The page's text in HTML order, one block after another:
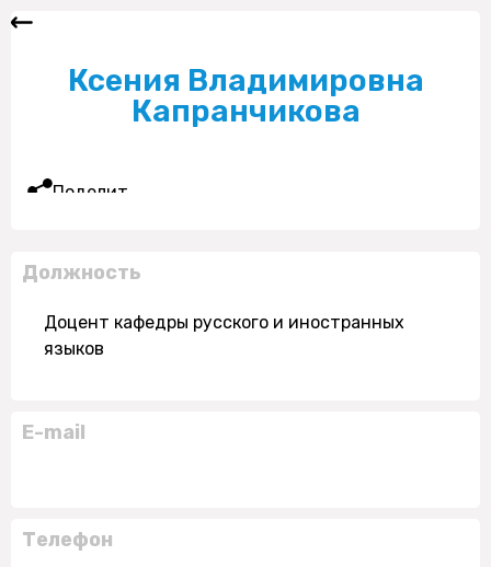
Ксения Владимировна
Капранчикова
Поделиться
Должность
Доцент кафедры русского и иностранных
языков
E-mail
Телефон